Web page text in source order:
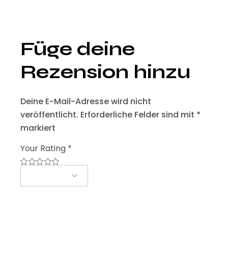
Füge deine
Rezension hinzu
Deine E-Mail-Adresse wird nicht
veröffentlicht. Erforderliche Felder sind mit *
markiert
Your Rating *